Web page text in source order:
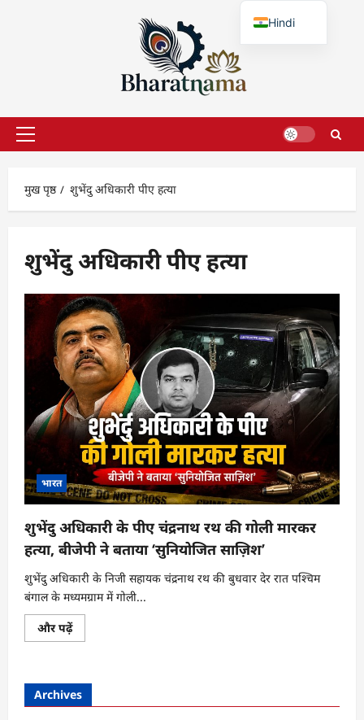
प्राथमिक
मुख पृष्ठ
शुभेंदु अधिकारी पीए हत्या
शुभेंदु अधिकारी पीए हत्या
भारत
शुभेंदु अधिकारी के पीए चंद्रनाथ रथ की गोली मारकर
हत्या, बीजेपी ने बताया ‘सुनियोजित साज़िश’
शुभेंदु अधिकारी के निजी सहायक चंद्रनाथ रथ की बुधवार देर रात पश्चिम
बंगाल के मध्यमग्राम में गोली...
और पढ़ेंशुभेंदु
अधिकारी
रथ
की
गोली
Archives
Hindi